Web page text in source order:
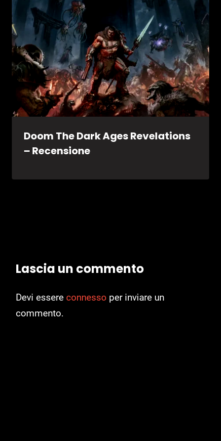
Doom The Dark Ages Revelations
– Recensione
Lascia un commento
Devi essere connesso per inviare un
commento.